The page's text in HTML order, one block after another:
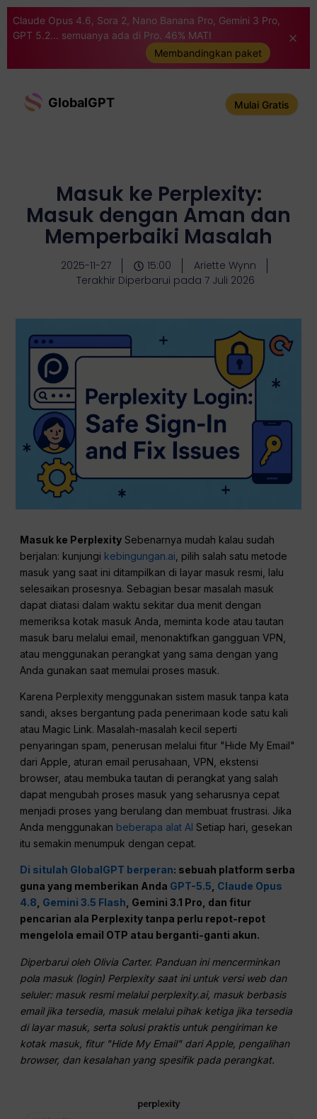
Claude Opus 4.6, Sora 2, Nano Banana Pro, Gemini 3 Pro,
GPT 5.2... semuanya ada di Pro. 46% MATI
Membandingkan paket
GlobalGPT Mulai Gratis
Masuk ke Perplexity:
Masuk dengan Aman dan
Memperbaiki Masalah
2025-11-27 15:00
Ariette Wynn
Terakhir Diperbarui pada 7 Juli 2026
Masuk ke Perplexity Sebenarnya mudah kalau sudah
berjalan: kunjungi kebingungan.ai , pilih salah satu metode
masuk yang saat ini ditampilkan di layar masuk resmi, lalu
selesaikan prosesnya. Sebagian besar masalah masuk
dapat diatasi dalam waktu sekitar dua menit dengan
memeriksa kotak masuk Anda, meminta kode atau tautan
masuk baru melalui email, menonaktifkan gangguan VPN,
atau menggunakan perangkat yang sama dengan yang
Anda gunakan saat memulai proses masuk.
Karena Perplexity menggunakan sistem masuk tanpa kata
sandi, akses bergantung pada penerimaan kode satu kali
atau Magic Link. Masalah-masalah kecil seperti
penyaringan spam, penerusan melalui fitur "Hide My Email"
dari Apple, aturan email perusahaan, VPN, ekstensi
browser, atau membuka tautan di perangkat yang salah
dapat mengubah proses masuk yang seharusnya cepat
menjadi proses yang berulang dan membuat frustrasi. Jika
Anda menggunakan beberapa alat AI Setiap hari, gesekan
itu semakin menumpuk dengan cepat.
Di situlah GlobalGPT berperan: sebuah platform serba
guna yang memberikan Anda GPT-5.5, Claude Opus
4.8, Gemini 3.5 Flash, Gemini 3.1 Pro, dan fitur
pencarian ala Perplexity tanpa perlu repot-repot
mengelola email OTP atau berganti-ganti akun.
Diperbarui oleh Olivia Carter. Panduan ini mencerminkan
pola masuk (login) Perplexity saat ini untuk versi web dan
seluler: masuk resmi melalui perplexity.ai, masuk berbasis
email jika tersedia, masuk melalui pihak ketiga jika tersedia
di layar masuk, serta solusi praktis untuk pengiriman ke
kotak masuk, fitur "Hide My Email" dari Apple, pengalihan
browser, dan kesalahan yang spesifik pada perangkat.